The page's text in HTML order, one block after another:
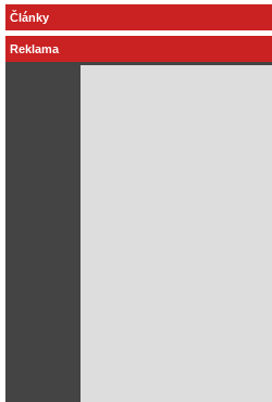
Články
Reklama